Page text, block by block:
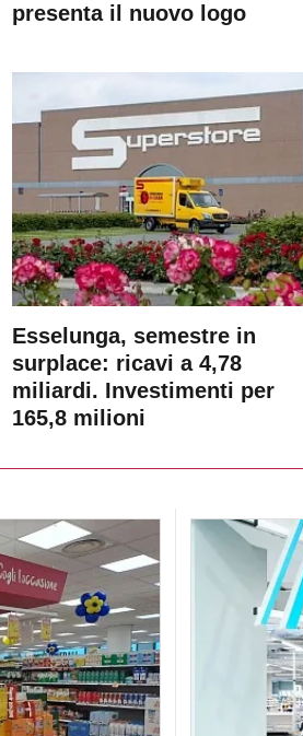
presenta il nuovo logo
Esselunga, semestre in
surplace: ricavi a 4,78
miliardi. Investimenti per
165,8 milioni